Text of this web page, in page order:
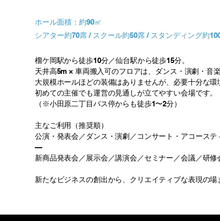
ホール面積：約90㎡
シアター約70席 / スクール約50席 / スタンディング約
榴ケ岡駅から徒歩10分／仙台駅から徒歩15分。
天井高5m × 車両搬入可のフロアは、ダンス・演劇・音
大規模ホールほどの装備はありませんが、必要十分な
初めての主催でも運営の見通しが立てやすい会場です。
（※小田原二丁目バス停からも徒歩1〜2分）
主なご利用（推奨順）
公演・発表会／ダンス・演劇／コンサート・アコース
—
新商品発表会／展示会／講演会／セミナー／会議／研
新たなビジネスの創出から、クリエイティブな表現の